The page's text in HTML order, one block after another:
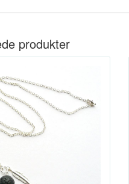
produkter